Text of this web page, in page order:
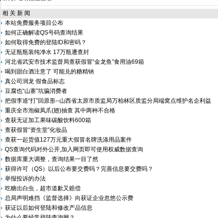
关 新 闻
本站免费服务项目公布
如何正确解读QS号码查询结果
如何取得免费的登陆ID和密码？
无证瓶瓶装纯净水 17万瓶遭查封
河北省武安市技术监督局查获假冒“金龙鱼”食用油69箱
喝到甜白酒注意了 可能兑的糖精钠
真公司润龙 假食品标志
豆腐也“山寨”坑骗消费者
把假李逵“打”回原形--山西省太原市质监局万柏林区质监分局端窝点维护名企利益
重庆全市泡椒凤爪(翅)抽查 其中两种不合格
查获无证加工果味碳酸饮料600箱
查获假冒“资生堂”化妆品
查获一起货值127万元重大假冒名牌洗涤用品案件
QS查询代码对外公开,加入网页即可使用权威数据查询
数据库重大调整，查询结果一目了然
获得许可（QS）以后公布要交费吗？完善信息要交费吗？
举报投诉的办法
吃糖出白虫，超市道歉又赔偿
总局声明难挡《监督选择》向获证企业忽悠公示费
获证以后如何登陆和修改产品信息